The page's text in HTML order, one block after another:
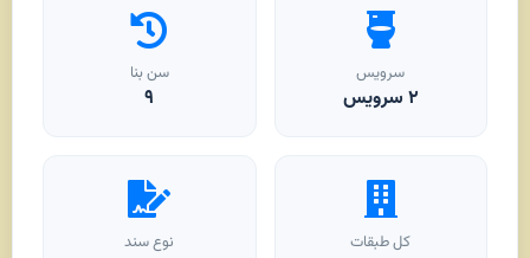
سرویس
۲ سرویس
سن بنا
۹
کل طبقات نوع سند